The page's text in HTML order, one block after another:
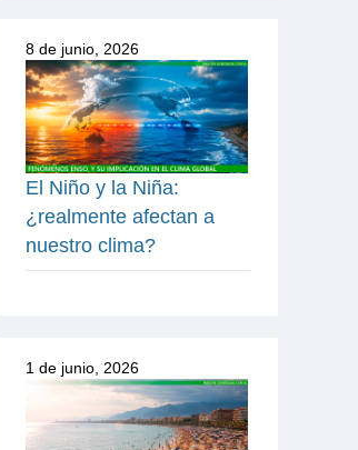
8 de junio, 2026
El Niño y la Niña:
¿realmente afectan a
nuestro clima?
1 de junio, 2026